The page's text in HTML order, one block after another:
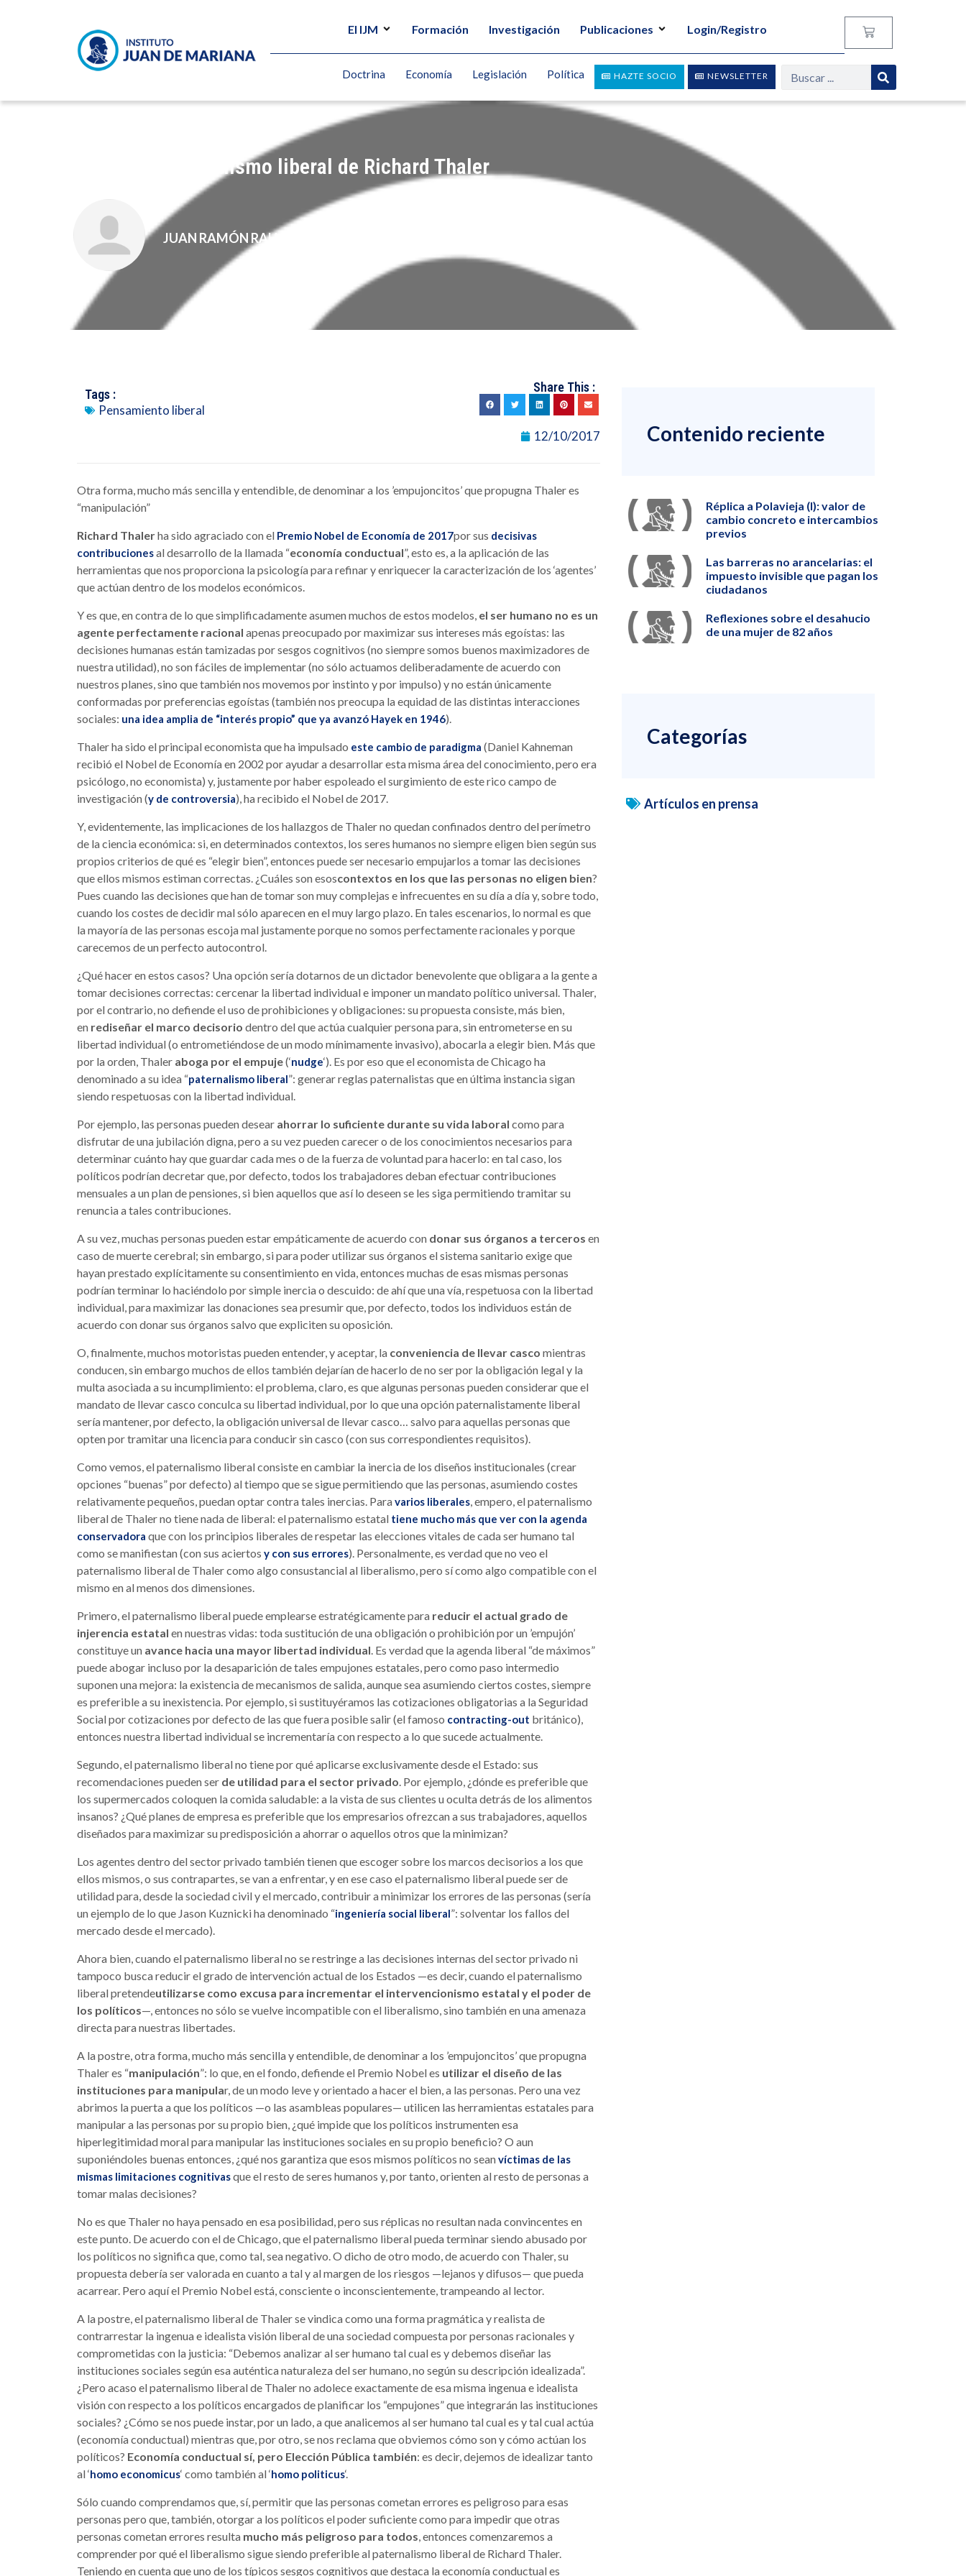
El IJM Formación Investigación Publicaciones Login/Registro
NEWSLETTER
HAZTE SOCIO
Doctrina Economía Legislación Política
Contra el paternalismo liberal de Richard Thaler
JUAN RAMÓN RALLO
Tags :
Pensamiento liberal
Share This :
12/10/2017
Otra forma, mucho más sencilla y entendible, de denominar a los ’empujoncitos’ que propugna Thaler es
“manipulación”
Richard Thalerha sido agraciado con el Premio Nobel de Economía de 2017por sus decisivas
contribucionesal desarrollo de la llamada “economía conductual”, esto es, a la aplicación de las
herramientas que nos proporciona la psicología para refinar y enriquecer la caracterización de los ‘agentes’
que actúan dentro de los modelos económicos.
Y es que, en contra de lo que simplificadamente asumen muchos de estos modelos, el ser humano no es un
agente perfectamente racional apenas preocupado por maximizar sus intereses más egoístas: las
decisiones humanas están tamizadas por sesgos cognitivos (no siempre somos buenos maximizadores de
nuestra utilidad), no son fáciles de implementar (no sólo actuamos deliberadamente de acuerdo con
nuestros planes, sino que también nos movemos por instinto y por impulso) y no están únicamente
conformadas por preferencias egoístas (también nos preocupa la equidad de las distintas interacciones
sociales: una idea amplia de “interés propio” que ya avanzó Hayek en 1946).
Thaler ha sido el principal economista que ha impulsado este cambio de paradigma (Daniel Kahneman
recibió el Nobel de Economía en 2002 por ayudar a desarrollar esta misma área del conocimiento, pero era
psicólogo, no economista) y, justamente por haber espoleado el surgimiento de este rico campo de
investigación (y de controversia), ha recibido el Nobel de 2017.
Y, evidentemente, las implicaciones de los hallazgos de Thaler no quedan confinados dentro del perímetro
de la ciencia económica: si, en determinados contextos, los seres humanos no siempre eligen bien según sus
propios criterios de qué es “elegir bien”, entonces puede ser necesario empujarlos a tomar las decisiones
que ellos mismos estiman correctas. ¿Cuáles son esoscontextos en los que las personas no eligen bien?
Pues cuando las decisiones que han de tomar son muy complejas e infrecuentes en su día a día y, sobre todo,
cuando los costes de decidir mal sólo aparecen en el muy largo plazo. En tales escenarios, lo normal es que
la mayoría de las personas escoja mal justamente porque no somos perfectamente racionales y porque
carecemos de un perfecto autocontrol.
¿Qué hacer en estos casos? Una opción sería dotarnos de un dictador benevolente que obligara a la gente a
tomar decisiones correctas: cercenar la libertad individual e imponer un mandato político universal. Thaler,
por el contrario, no defiende el uso de prohibiciones y obligaciones: su propuesta consiste, más bien,
en rediseñar el marco decisorio dentro del que actúa cualquier persona para, sin entrometerse en su
libertad individual (o entrometiéndose de un modo mínimamente invasivo), abocarla a elegir bien. Más que
por la orden, Thaler aboga por el empuje(‘nudge‘). Es por eso que el economista de Chicago ha
denominado a su idea “paternalismo liberal”: generar reglas paternalistas que en última instancia sigan
siendo respetuosas con la libertad individual.
Por ejemplo, las personas pueden desear ahorrar lo suficiente durante su vida laboral como para
disfrutar de una jubilación digna, pero a su vez pueden carecer o de los conocimientos necesarios para
determinar cuánto hay que guardar cada mes o de la fuerza de voluntad para hacerlo: en tal caso, los
políticos podrían decretar que, por defecto, todos los trabajadores deban efectuar contribuciones
mensuales a un plan de pensiones, si bien aquellos que así lo deseen se les siga permitiendo tramitar su
renuncia a tales contribuciones.
A su vez, muchas personas pueden estar empáticamente de acuerdo con donar sus órganos a terceros en
caso de muerte cerebral; sin embargo, si para poder utilizar sus órganos el sistema sanitario exige que
hayan prestado explícitamente su consentimiento en vida, entonces muchas de esas mismas personas
podrían terminar lo haciéndolo por simple inercia o descuido: de ahí que una vía, respetuosa con la libertad
individual, para maximizar las donaciones sea presumir que, por defecto, todos los individuos están de
acuerdo con donar sus órganos salvo que expliciten su oposición.
O, finalmente, muchos motoristas pueden entender, y aceptar, la conveniencia de llevar casco mientras
conducen, sin embargo muchos de ellos también dejarían de hacerlo de no ser por la obligación legal y la
multa asociada a su incumplimiento: el problema, claro, es que algunas personas pueden considerar que el
mandato de llevar casco conculca su libertad individual, por lo que una opción paternalistamente liberal
sería mantener, por defecto, la obligación universal de llevar casco… salvo para aquellas personas que
opten por tramitar una licencia para conducir sin casco (con sus correspondientes requisitos).
Como vemos, el paternalismo liberal consiste en cambiar la inercia de los diseños institucionales (crear
opciones “buenas” por defecto) al tiempo que se sigue permitiendo que las personas, asumiendo costes
relativamente pequeños, puedan optar contra tales inercias. Paravarios liberales, empero, el paternalismo
liberal de Thaler no tiene nada de liberal: el paternalismo estatal tiene mucho más que ver con la agenda
conservadora que con los principios liberales de respetar las elecciones vitales de cada ser humano tal
como se manifiestan (con sus aciertos y con sus errores). Personalmente, es verdad que no veo el
paternalismo liberal de Thaler como algo consustancial al liberalismo, pero sí como algo compatible con el
mismo en al menos dos dimensiones.
Primero, el paternalismo liberal puede emplearse estratégicamente para reducir el actual grado de
injerencia estatal en nuestras vidas: toda sustitución de una obligación o prohibición por un ’empujón’
constituye un avance hacia una mayor libertad individual. Es verdad que la agenda liberal “de máximos”
puede abogar incluso por la desaparición de tales empujones estatales, pero como paso intermedio
suponen una mejora: la existencia de mecanismos de salida, aunque sea asumiendo ciertos costes, siempre
es preferible a su inexistencia. Por ejemplo, si sustituyéramos las cotizaciones obligatorias a la Seguridad
Social por cotizaciones por defecto de las que fuera posible salir (el famoso contracting-out británico),
entonces nuestra libertad individual se incrementaría con respecto a lo que sucede actualmente.
Segundo, el paternalismo liberal no tiene por qué aplicarse exclusivamente desde el Estado: sus
recomendaciones pueden ser de utilidad para el sector privado. Por ejemplo, ¿dónde es preferible que
los supermercados coloquen la comida saludable: a la vista de sus clientes u oculta detrás de los alimentos
insanos? ¿Qué planes de empresa es preferible que los empresarios ofrezcan a sus trabajadores, aquellos
diseñados para maximizar su predisposición a ahorrar o aquellos otros que la minimizan?
Los agentes dentro del sector privado también tienen que escoger sobre los marcos decisorios a los que
ellos mismos, o sus contrapartes, se van a enfrentar, y en ese caso el paternalismo liberal puede ser de
utilidad para, desde la sociedad civil y el mercado, contribuir a minimizar los errores de las personas (sería
un ejemplo de lo que Jason Kuznicki ha denominado “ingeniería social liberal”: solventar los fallos del
mercado desde el mercado).
Ahora bien, cuando el paternalismo liberal no se restringe a las decisiones internas del sector privado ni
tampoco busca reducir el grado de intervención actual de los Estados —es decir, cuando el paternalismo
liberal pretendeutilizarse como excusa para incrementar el intervencionismo estatal y el poder de
los políticos—, entonces no sólo se vuelve incompatible con el liberalismo, sino también en una amenaza
directa para nuestras libertades.
A la postre, otra forma, mucho más sencilla y entendible, de denominar a los ’empujoncitos’ que propugna
Thaler es “manipulación”: lo que, en el fondo, defiende el Premio Nobel es utilizar el diseño de las
instituciones para manipular, de un modo leve y orientado a hacer el bien, a las personas. Pero una vez
abrimos la puerta a que los políticos —o las asambleas populares— utilicen las herramientas estatales para
manipular a las personas por su propio bien, ¿qué impide que los políticos instrumenten esa
hiperlegitimidad moral para manipular las instituciones sociales en su propio beneficio? O aun
suponiéndoles buenas entonces, ¿qué nos garantiza que esos mismos políticos no seanvíctimas de las
mismas limitaciones cognitivasque el resto de seres humanos y, por tanto, orienten al resto de personas a
tomar malas decisiones?
No es que Thaler no haya pensado en esa posibilidad, pero sus réplicas no resultan nada convincentes en
este punto. De acuerdo con el de Chicago, que el paternalismo liberal pueda terminar siendo abusado por
los políticos no significa que, como tal, sea negativo. O dicho de otro modo, de acuerdo con Thaler, su
propuesta debería ser valorada en cuanto a tal y al margen de los riesgos —lejanos y difusos— que pueda
acarrear. Pero aquí el Premio Nobel está, consciente o inconscientemente, trampeando al lector.
A la postre, el paternalismo liberal de Thaler se vindica como una forma pragmática y realista de
contrarrestar la ingenua e idealista visión liberal de una sociedad compuesta por personas racionales y
comprometidas con la justicia: “Debemos analizar al ser humano tal cual es y debemos diseñar las
instituciones sociales según esa auténtica naturaleza del ser humano, no según su descripción idealizada”.
¿Pero acaso el paternalismo liberal de Thaler no adolece exactamente de esa misma ingenua e idealista
visión con respecto a los políticos encargados de planificar los “empujones” que integrarán las instituciones
sociales? ¿Cómo se nos puede instar, por un lado, a que analicemos al ser humano tal cual es y tal cual actúa
(economía conductual) mientras que, por otro, se nos reclama que obviemos cómo son y cómo actúan los
políticos? Economía conductual sí, pero Elección Pública también: es decir, dejemos de idealizar tanto
al ‘homo economicus‘ como también al ‘homo politicus‘.
Sólo cuando comprendamos que, sí, permitir que las personas cometan errores es peligroso para esas
personas pero que, también, otorgar a los políticos el poder suficiente como para impedir que otras
personas cometan errores resulta mucho más peligroso para todos, entonces comenzaremos a
comprender por qué el liberalismo sigue siendo preferible al paternalismo liberal de Richard Thaler.
Teniendo en cuenta que uno de los típicos sesgos cognitivos que destaca la economía conductual es
Contenido reciente
Réplica a Polavieja (I): valor de
cambio concreto e intercambios
previos
Las barreras no arancelarias: el
impuesto invisible que pagan los
ciudadanos
Reflexiones sobre el desahucio
de una mujer de 82 años
Categorías
Artículos en prensa